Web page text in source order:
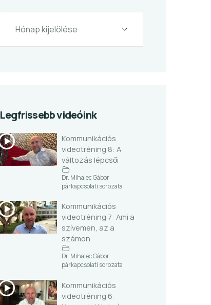
Legfrissebb videóink
Kommunikációs
videotréning 8: A
változás lépcsői
Dr. Mihalec Gábor
párkapcsolati sorozata
Kommunikációs
videotréning 7: Ami a
szívemen, az a
számon
Dr. Mihalec Gábor
párkapcsolati sorozata
Kommunikációs
videotréning 6: